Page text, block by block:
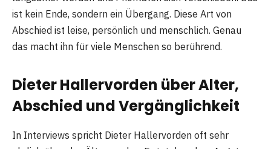
ist kein Ende, sondern ein Übergang. Diese Art von
Abschied ist leise, persönlich und menschlich. Genau
das macht ihn für viele Menschen so berührend.
Dieter Hallervorden über Alter,
Abschied und Vergänglichkeit
In Interviews spricht Dieter Hallervorden oft sehr